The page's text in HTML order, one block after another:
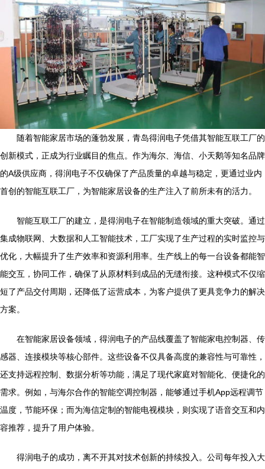
随着智能家居市场的蓬勃发展，青岛得润电子凭借其智能互联工厂的
创新模式，正成为行业瞩目的焦点。作为海尔、海信、小天鹅等知名品牌
的A级供应商，得润电子不仅确保了产品质量的卓越与稳定，更通过业内
首创的智能互联工厂，为智能家居设备的生产注入了前所未有的活力。
智能互联工厂的建立，是得润电子在智能制造领域的重大突破。通过
集成物联网、大数据和人工智能技术，工厂实现了生产过程的实时监控与
优化，大幅提升了生产效率和资源利用率。生产线上的每一台设备都能智
能交互，协同工作，确保了从原材料到成品的无缝衔接。这种模式不仅缩
短了产品交付周期，还降低了运营成本，为客户提供了更具竞争力的解决
方案。
在智能家居设备领域，得润电子的产品线覆盖了智能家电控制器、传
感器、连接模块等核心部件。这些设备不仅具备高度的兼容性与可靠性，
还支持远程控制、数据分析等功能，满足了现代家庭对智能化、便捷化的
需求。例如，与海尔合作的智能空调控制器，能够通过手机App远程调节
温度，节能环保；而为海信定制的智能电视模块，则实现了语音交互和内
容推荐，提升了用户体验。
得润电子的成功，离不开其对技术创新的持续投入。公司每年投入大